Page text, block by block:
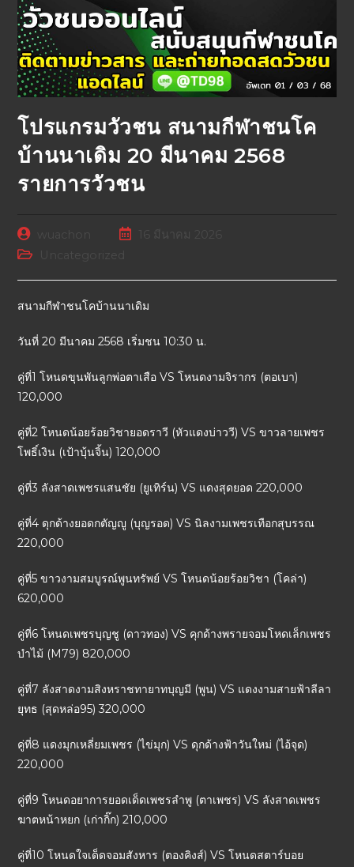
โปรแกรมวัวชน สนามกีฬาชนโค
บ้านนาเดิม 20 มีนาคม 2568
รายการวัวชน
Uncategorized
สนามกีฬาชนโคบ้านนาเดิม
วันที่ 20 มีนาคม 2568 เริ่มชน 10:30 น.
คู่ที่1 โหนดขุนพันลูกพ่อตาเสือ VS โหนดงามจิรากร (ตอเบา)
120,000
คู่ที่2 โหนดน้อยร้อยวิชายอดราวี (หัวแดงบ่าววี) VS ขาวลายเพชร
โพธิ์เงิน (เป้าบุ้นจิ้น) 120,000
คู่ที่3 ลังสาดเพชรแสนชัย (ยูเทิร์น) VS แดงสุดยอด 220,000
คู่ที่4 ดุกด้างยอดกตัญญู (บุญรอด) VS นิลงามเพชรเทือกสุบรรณ
220,000
คู่ที่5 ขาวงามสมบูรณ์พูนทรัพย์ VS โหนดน้อยร้อยวิชา (โคล่า)
620,000
คู่ที่6 โหนดเพชรบุญชู (ดาวทอง) VS คุกด้างพรายจอมโหดเล็กเพชร
บำไม้ (M79) 820,000
คู่ที่7 ลังสาดงามสิงหราชทายาทบุญมี (พูน) VS แดงงามสายฟ้าลีลา
ยุทธ (สุดหล่อ95) 320,000
คู่ที่8 แดงมุกเหลี่ยมเพชร (ไข่มุก) VS ดุกด้างฟ้าวันใหม่ (ไอ้จุด)
220,000
คู่ที่9 โหนดอยาการยอดเด็ดเพชรลำพู (ตาเพชร) VS ลังสาดเพชร
ฆาตหน้าหยก (เก่ากิ๊ก) 210,000
คู่ที่10 โหนดใจเด็ดจอมสังหาร (ตองคิงส์) VS โหนดสตาร์บอย